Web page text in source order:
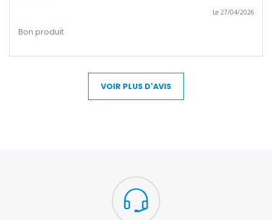
Le 27/04/2026
Bon produit
VOIR PLUS D'AVIS